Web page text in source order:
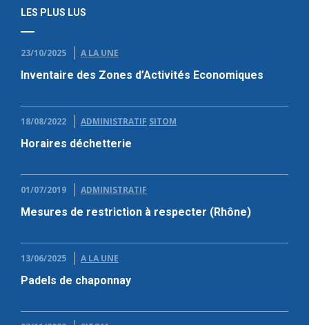
LES PLUS LUS
23/10/2025 A LA UNE
Inventaire des Zones d’Activités Economiques
18/08/2022 ADMINISTRATIF SITOM
Horaires déchetterie
01/07/2019 ADMINISTRATIF
Mesures de restriction à respecter (Rhône)
13/06/2025 A LA UNE
Padels de chaponnay